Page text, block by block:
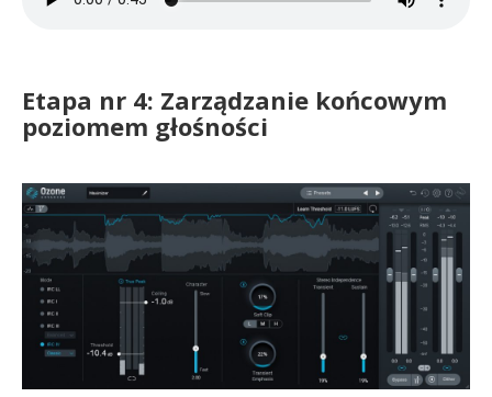
Etapa nr 4: Zarządzanie końcowym
poziomem głośności